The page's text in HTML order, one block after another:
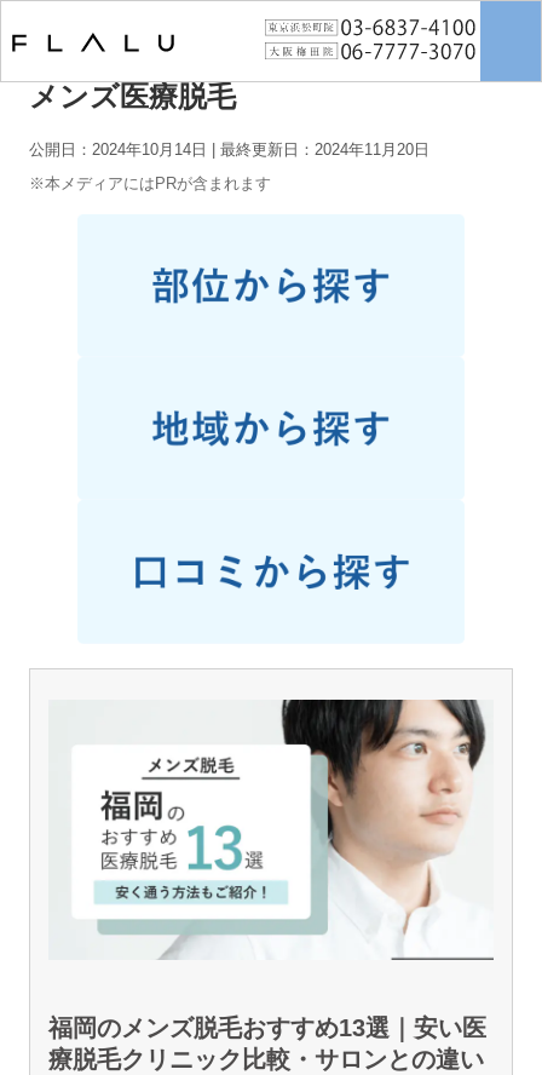
メンズ医療脱毛
メンズ医療脱毛
公開日：2024年10月14日
| 最終更新日：2024年11月20日
※本メディアにはPRが含まれます
福岡のメンズ脱毛おすすめ13選｜安い医
療脱毛クリニック比較・サロンとの違い